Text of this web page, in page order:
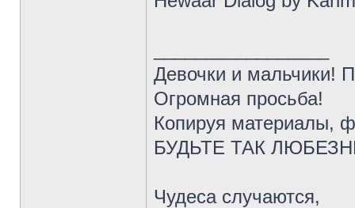
Девочки и мальчики!
Огромная просьба!
Копируя материалы,
БУДЬТЕ ТАК
Чудеса случаются,